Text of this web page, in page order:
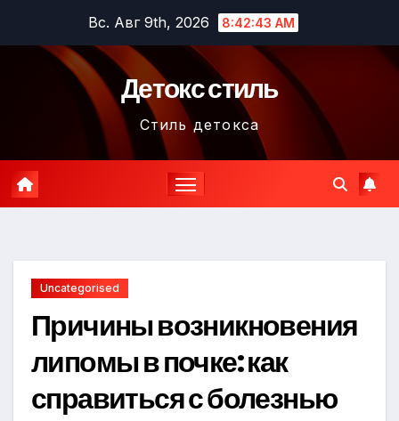
содержимому
Вс. Авг 9th, 2026 8:42:44 AM
Детокс стиль
Стиль детокса
Uncategorised
Причины возникновения
липомы в почке: как
справиться с болезнью